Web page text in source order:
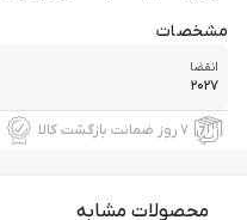
مشخصات
انقضا
۲۰۲۷
۷ روز ضمانت بازگشت کالا
محصولات مشابه